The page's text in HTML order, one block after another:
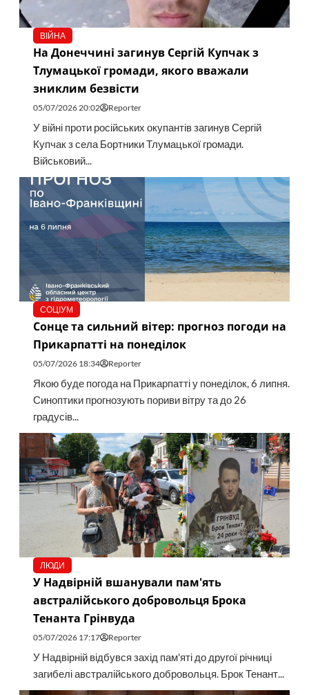
ВІЙНА
На Донеччині загинув Сергій Купчак з
Тлумацької громади, якого вважали
зниклим безвісти
05/07/2026 20:02 Reporter
У війні проти російських окупантів загинув Сергій
Купчак з села Бортники Тлумацької громади.
Військовий...
СОЦІУМ
Сонце та сильний вітер: прогноз погоди на
Прикарпатті на понеділок
05/07/2026 18:34 Reporter
Якою буде погода на Прикарпатті у понеділок, 6 липня.
Синоптики прогнозують пориви вітру та до 26
градусів...
ЛЮДИ
У Надвірній вшанували пам'ять
австралійського добровольця Брока
Тенанта Грінвуда
05/07/2026 17:17 Reporter
У Надвірній відбувся захід пам'яті до другої річниці
загибелі австралійського добровольця. Брок Тенант...